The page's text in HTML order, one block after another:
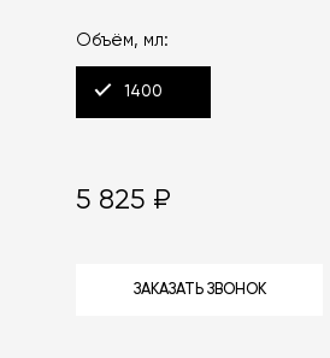
Объём, мл:
1400
5 825 ₽
ЗАКАЗАТЬ ЗВОНОК